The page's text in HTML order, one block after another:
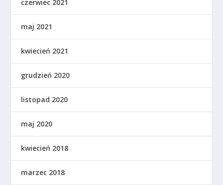
czerwiec 2021
maj 2021
kwiecień 2021
grudzień 2020
listopad 2020
maj 2020
kwiecień 2018
marzec 2018